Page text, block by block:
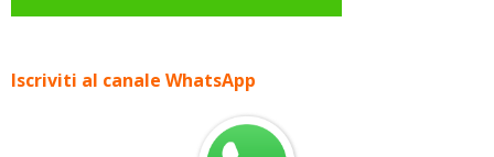
Iscriviti al canale WhatsApp